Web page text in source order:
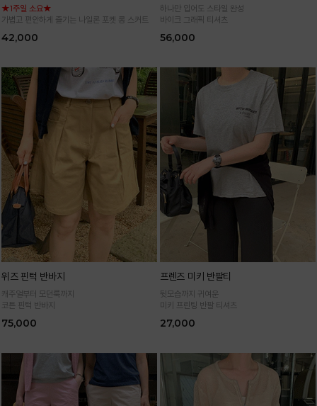
★1주일 소요★
가볍고 편안하게 즐기는 나일론 포켓 롱 스커트
42,000
하나만 입어도 스타일 완성
바이크 그래픽 티셔츠
56,000
위즈 핀턱 반바지
캐주얼부터 모던룩까지
코튼 핀턱 반바지
75,000
프렌즈 미키 반팔티
뒷모습까지 귀여운
미키 프린팅 반팔 티셔츠
27,000